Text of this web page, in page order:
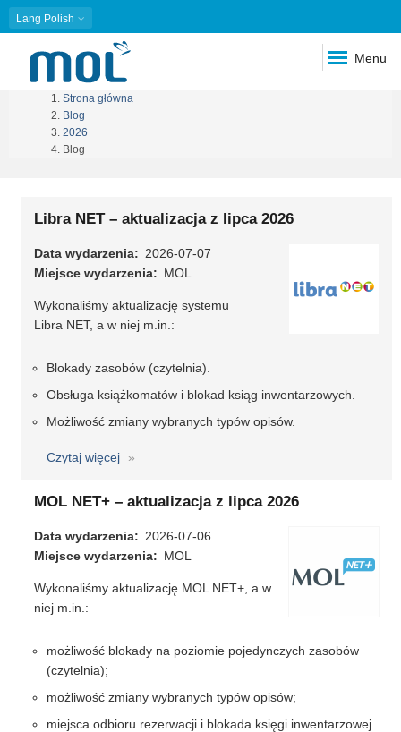
Lang Polish
Menu
Ścieżka
nawigacyjna
Strona główna
Blog
2026
Blog
Libra NET – aktualizacja z lipca 2026
Data wydarzenia
2026-07-07
Miejsce wydarzenia
MOL
Wykonaliśmy aktualizację systemu
Libra NET, a w niej m.in.:
Blokady zasobów (czytelnia).
Obsługa książkomatów i blokad ksiąg inwentarzowych.
Możliwość zmiany wybranych typów opisów.
Czytaj więcej
o
NET
aktualizacja
z
2026
MOL NET+ – aktualizacja z lipca 2026
Data wydarzenia
2026-07-06
Miejsce wydarzenia
MOL
Wykonaliśmy aktualizację MOL NET+, a w
niej m.in.:
możliwość blokady na poziomie pojedynczych zasobów
(czytelnia);
możliwość zmiany wybranych typów opisów;
miejsca odbioru rezerwacji i blokada księgi inwentarzowej